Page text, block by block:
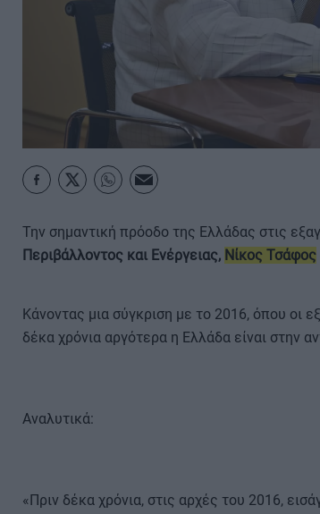
Την σημαντική πρόοδο της Ελλάδας στις
Περιβάλλοντος και Ενέργειας, Νίκος Τσάφος
Κάνοντας μια σύγκριση με το 2016, όπου οι
δέκα χρόνια αργότερα η Ελλάδα είναι στην
Αναλυτικά:
«Πριν δέκα χρόνια, στις αρχές του 2016,